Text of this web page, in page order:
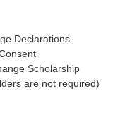
Declarations
Scholarship
are not required)